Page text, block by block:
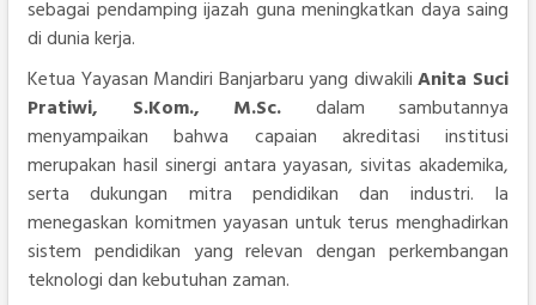
sebagai pendamping ijazah guna meningkatkan daya saing
di dunia kerja.
Ketua Yayasan Mandiri Banjarbaru yang diwakiliAnita Suci
Pratiwi, S.Kom., M.Sc. dalam sambutannya
menyampaikan bahwa capaian akreditasi institusi
merupakan hasil sinergi antara yayasan, sivitas akademika,
serta dukungan mitra pendidikan dan industri. Ia
menegaskan komitmen yayasan untuk terus menghadirkan
sistem pendidikan yang relevan dengan perkembangan
teknologi dan kebutuhan zaman.